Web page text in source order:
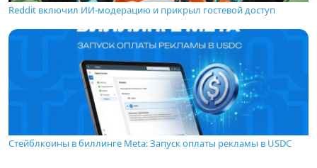
Reddit включил ИИ-модерацию и прикрыл гостевой доступ
Стейблкоины в биллинге Meta: Запуск оплаты рекламы в USDC